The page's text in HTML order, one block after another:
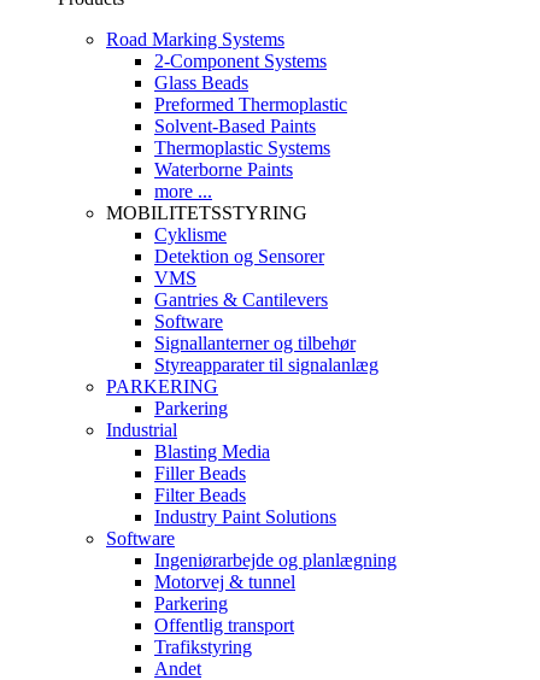
Road Marking Systems
2-Component Systems
Glass Beads
Preformed Thermoplastic
Solvent-Based Paints
Thermoplastic Systems
Waterborne Paints
more ...
MOBILITETSSTYRING
Cyklisme
Detektion og Sensorer
VMS
Gantries & Cantilevers
Software
Signallanterner og tilbehør
Styreapparater til signalanlæg
PARKERING
Parkering
Industrial
Blasting Media
Filler Beads
Filter Beads
Industry Paint Solutions
Software
Ingeniørarbejde og planlægning
Motorvej & tunnel
Parkering
Offentlig transport
Trafikstyring
Andet